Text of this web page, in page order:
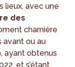
lieux, avec une
des
charnière
avant ou au
ayant obtenus
et s’étant